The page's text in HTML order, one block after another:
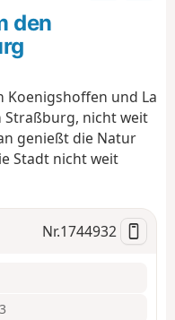
n
a
t
den
Koenigshoffen und La
Straßburg, nicht weit
genießt die Natur
Stadt nicht weit
Nr.1744932